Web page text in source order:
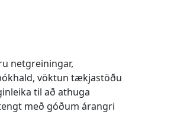
netgreiningar,
vöktun tækjastöðu
til að athuga
með góðum árangri